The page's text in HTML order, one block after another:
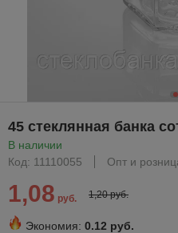
45 стеклянная банка
В наличии
Код: 11110055
Опт и
1,08 руб. 1,20 руб.
Экономия: 0.12 руб.